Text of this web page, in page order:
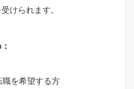
けられます。
を希望する方